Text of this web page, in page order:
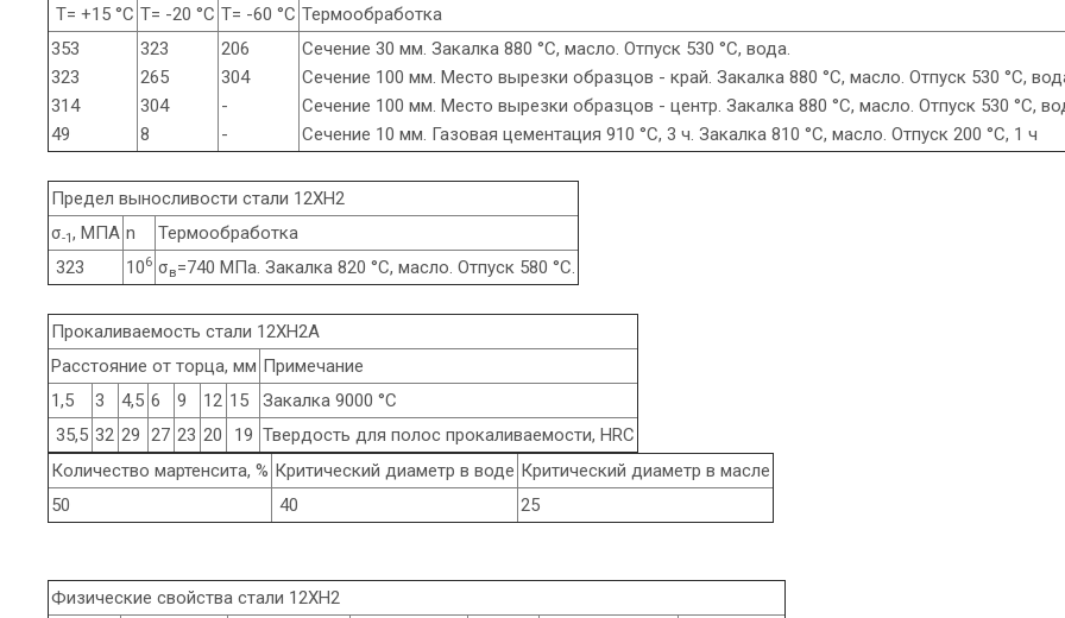
Т= +15 °С Т= -20 °С Т= -60 °С Термообработка
353
323
314
49
323
265
304
8
206
304
-
-
Сечение 30 мм. Закалка 880 °С, масло. Отпуск 530 °С, вода.
Сечение 100 мм. Место вырезки образцов - край. Закалка 880 °С, масло. Отпуск 530 °С,
Сечение 100 мм. Место вырезки образцов - центр. Закалка 880 °С, масло. Отпуск 530 °С,
Сечение 10 мм. Газовая цементация 910 °С, 3 ч. Закалка 810 °С, масло. Отпуск 200 °С, 1 ч
Предел выносливости стали 12ХН2
σ-1, МПА n
Термообработка
323
106 σв=740 МПа. Закалка 820 °С, масло. Отпуск 580 °С.
Прокаливаемость стали 12ХН2А
Расстояние от торца, мм Примечание
1,5
3 4,5 6 9 12 15
Закалка 9000 °С
35,5 32 29 27 23 20 19 Твердость для полос прокаливаемости, HRC
Количество мартенсита, % Критический диаметр в воде Критический диаметр в масле
50
40 25
Физические свойства стали 12ХН2